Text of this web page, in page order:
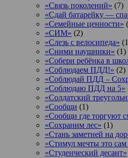
«Связь поколений» (7)
«Сдай батарейку —
«Семейные ценности»
«СИМ» (2)
«Слезь с велосипеда»
«Сними наушники» (1)
«Собери ребёнка в
«Соблюдаем ПДД!» (2)
«Соблюдай ПДД –
«Соблюдаю ПДД на 5»
«Солдатский
«Сообщи (1)
«Сообщи где торгуют
«Сохраним лес» (1)
«Стань заметней на
«Стимул мечты это
«Студенческий десант»